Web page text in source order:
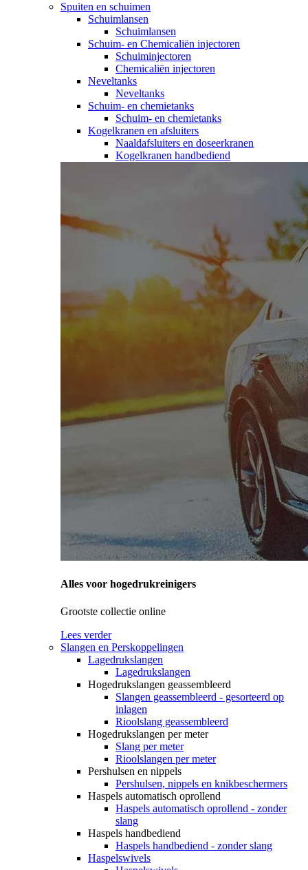
Spuiten en schuimen
Schuimlansen
Schuimlansen
Schuim- en Chemicaliën injectoren
Schuiminjectoren
Chemicaliën injectoren
Neveltanks
Neveltanks
Schuim- en chemietanks
Schuim- en chemietanks
Kogelkranen en afsluiters
Naaldafsluiters en doseerkranen
Kogelkranen handbediend
Alles voor hogedrukreinigers
Grootste collectie online
Lees verder
Slangen en Perskoppelingen
Lagedrukslangen
Lagedrukslangen
Hogedrukslangen geassembleerd
Slangen geassembleerd - gesorteerd op
inlagen
Rioolslang geassembleerd
Hogedrukslangen per meter
Slang per meter
Rioolslangen per meter
Pershulsen en nippels
Pershulsen, nippels en knikbeschermers
Haspels automatisch oprollend
Haspels automatisch oprollend - zonder
slang
Haspels handbediend
Haspels handbediend - zonder slang
Haspelswivels